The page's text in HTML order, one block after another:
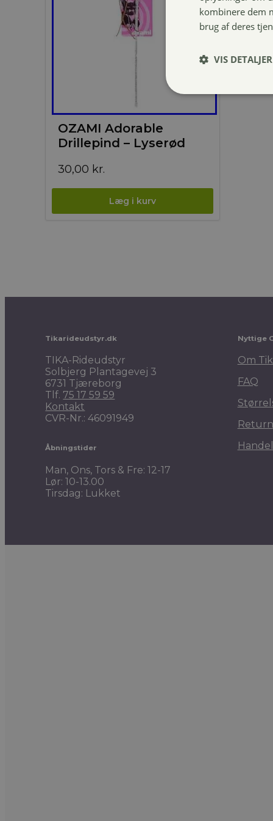
OZAMI Adorable
Drillepind – Lyserød
30,00 kr.
Tikarideudstyr.dk
TIKA-Rideudstyr
Solbjerg Plantagevej 3
6731 Tjæreborg
Tlf. 75 17 59 59
Kontakt
CVR-Nr.: 46091949
Åbningstider
Man, Ons, Tors & Fre: 12-17
Lør: 10-13.00
Tirsdag: Lukket
Nyttige
Om
FAQ
kombinere dem
brug af deres
VIS DETALJER